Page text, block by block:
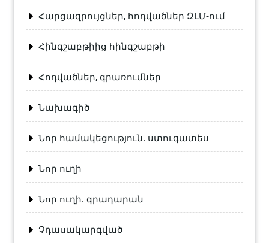
Հարցազրույցներ, հոդվածներ ԶԼՄ-ում
Հինգշաբթիից հինգշաբթի
Հոդվածներ, գրառումներ
Նախագիծ
Նոր համակեցություն. ստուգատես
Նոր ուղի
Նոր ուղի. գրադարան
Չդասակարգված